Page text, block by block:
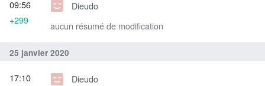
Dieudo
aucun résumé de modification
09:56
+299
25 janvier 2020
Dieudo
17:10